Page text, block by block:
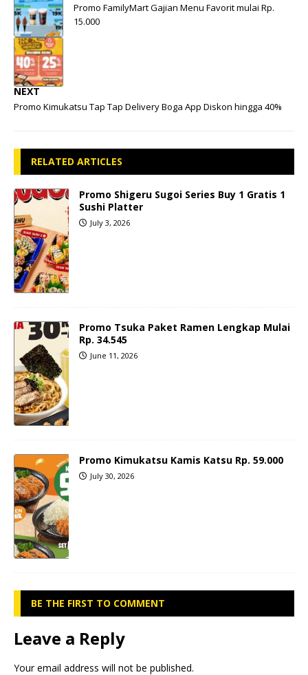
Promo FamilyMart Gajian Menu Favorit mulai Rp.
15.000
NEXT
Promo Kimukatsu Tap Tap Delivery Boga App Diskon hingga 40%
RELATED ARTICLES
Promo Shigeru Sugoi Series Buy 1 Gratis 1
Sushi Platter
July 3, 2026
Promo Tsuka Paket Ramen Lengkap Mulai
Rp. 34.545
June 11, 2026
Promo Kimukatsu Kamis Katsu Rp. 59.000
July 30, 2026
BE THE FIRST TO COMMENT
Leave a Reply
Your email address will not be published.